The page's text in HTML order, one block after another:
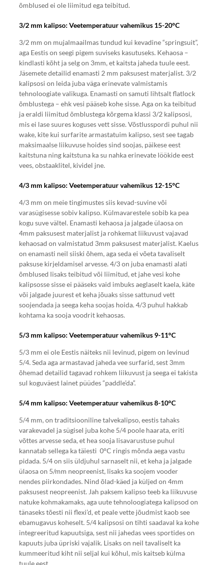
õmblused ei ole liimitud ega teibitud.
3/2 mm kalipso: Veetemperatuur vahemikus 15-20°C
3/2 mm on mujalmaailmas tundud kui kevadine “springsuit”,
aga Eestis on seegi pigem suviseks kasutuseks. Kehaosa –
kindlasti kõht ja selg on 3mm, et kaitsta jaheda tuule eest.
Jäsemete detailid enamasti 2 mm paksusest materjalist. 3/2
kalipsosi on leida juba väga erinevate valmistamis
tehnoloogiate valikuga. Enamasti on samuti lihtsalt flatlock
õmblustega – ehk vesi pääseb kohe sisse. Aga on ka teibitud
ja eraldi liimitud õmblustega kõrgema klassi 3/2 kalipsosi,
mis ei lase suures koguses vett sisse. Võstlusspordi puhul nii
wake, kite kui surfarite armastatuim kalipso, sest see tagab
maksimaalse liikuvuse hoides sind soojas, päikese eest
kaitstuna ning kaitstuna ka su nahka erinevate löökide eest
vees, obstaaklitel, kividel jne.
4/3 mm kalipso: Veetemperatuur vahemikus 12-15°C
4/3 mm on meie tingimustes siis kevad-suvine või
varasügisesse sobiv kalipso. Külmavarestele sobib ka pea
kogu suve vältel. Enamasti kehaosa ja jalgade ülaosa on
4mm paksusest materjalist ja rohkemat liikuvust vajavad
kehaosad on valmistatud 3mm paksusest materjalist. Kaelus
on enamasti neil siiski õhem, aga seda ei võeta tavaliselt
paksuse kirjeldamisel arvesse. 4/3 on juba enamasti alati
õmblused lisaks teibitud või liimitud, et jahe vesi kohe
kalipsosse sisse ei pääseks vaid imbuks aeglaselt kaela, käte
või jalgade juurest et keha jõuaks sisse sattunud vett
soojendada ja seega keha soojas hoida. 4/3 puhul hakkab
kohtama ka sooja voodrit kehaosas.
5/3 mm kalipso: Veetemperatuur vahemikus 9-11°C
5/3 mm ei ole Eestis näiteks nii levinud, pigem on levinud
5/4. Seda aga armastavad jaheda vee surfarid, sest 3mm
õhemad detailid tagavad rohkem liikuvust ja seega ei takista
sul koguväest lainet püüdes “paddle’da”.
5/4 mm kalipso: Veetemperatuur vahemikus 8-10°C
5/4 mm, on traditsiooniline talvekalipso, eestis tahaks
varakevadel ja sügisel juba kohe 5/4 poole haarata, eriti
võttes arvesse seda, et hea sooja lisavarustuse puhul
kannatab sellega ka täiesti 0°C ringis mõnda aega vastu
pidada. 5/4 on siis üldjuhul sarnaselt nii, et keha ja jalgade
ülaosa on 5/mm neopreenist, lisaks ka soojem vooder
nendes piirkondades. Nind õlad-käed ja küljed on 4mm
paksusest neopreenist. Jah paksem kalipso teeb ka liikuvuse
natuke kohmakamaks, aga uute tehnoloogiatega kalipsod on
tänaseks tõesti nii flexi’d, et peale vette jõudmist kaob see
ebamugavus koheselt. 5/4 kalipsosi on tihti saadaval ka kohe
integreeritud kapuutsiga, sest nii jahedas vees sportides on
kapuuts juba üpriski vajalik. Lisaks on neil tavaliselt ka
kummeeritud kiht nii seljal kui kõhul, mis kaitseb külma
tuule eest.